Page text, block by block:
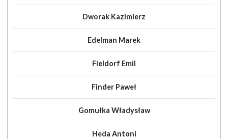
Dworak Kazimierz
Edelman Marek
Fieldorf Emil
Finder Paweł
Gomułka Władysław
Heda Antoni